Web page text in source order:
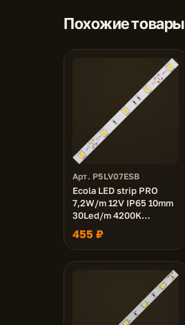
Похожие товары
Арт. P5LV07ESB
Ecola LED strip PRO
7,2W/m 12V IP65 10mm
30Led/m 4200K
18Lm/LED 540Lm/m
светодиодная лента на
катушке 5м.
455 ₽